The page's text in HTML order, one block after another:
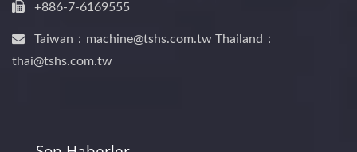
+886-7-6169555
Taiwan：machine@tshs.com.tw Thailand：
thai@tshs.com.tw